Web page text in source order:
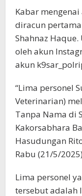
Kabar
diracun
Shahnaz
oleh akun
akun
“Lima personel
Veterinarian)
Tanpa Nama di
Kakorsabhara
Hasudungan
Rabu (21/5/
Lima personel
tersebut adalah